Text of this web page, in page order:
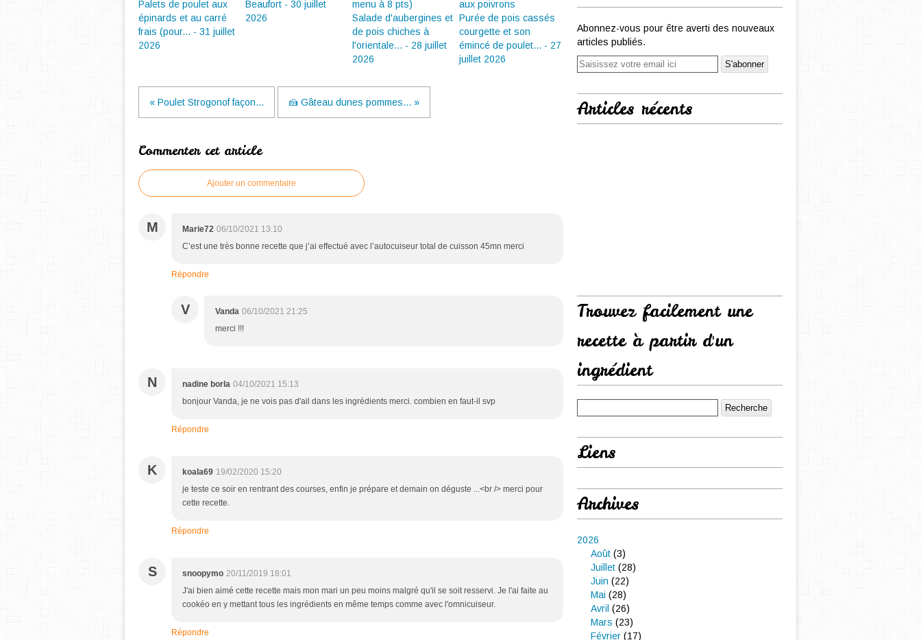
Palets de poulet aux
épinards et au carré
frais (pour... - 31 juillet
2026
Beaufort - 30 juillet
2026
Salade d'aubergines et
de pois chiches à
l'orientale... - 28 juillet
2026
Purée de pois cassés
courgette et son
émincé de poulet... - 27
juillet 2026
« Poulet Strogonof façon... 🍰 Gâteau dunes pommes... »
Commenter cet article
Ajouter un commentaire
M Marie72 06/10/2021 13:10
C’est une très bonne recette que j’ai effectué avec l’autocuiseur total de cuisson 45mn merci
Répondre
V Vanda 06/10/2021 21:25
merci !!!
N nadine borla 04/10/2021 15:13
bonjour Vanda, je ne vois pas d'ail dans les ingrédients merci. combien en faut-il svp
Répondre
K koala69 19/02/2020 15:20
je teste ce soir en rentrant des courses, enfin je prépare et demain on déguste ...<br /> merci pour
cette recette.
Répondre
S snoopymo 20/11/2019 18:01
J'ai bien aimé cette recette mais mon mari un peu moins malgré qu'il se soit resservi. Je l'ai faite au
cookéo en y mettant tous les ingrédients en même temps comme avec l'omnicuiseur.
Répondre
Abonnez-vous pour être averti des nouveaux
articles publiés.
Articles récents
Trouvez facilement une
recette à partir d'un
ingrédient
Liens
Archives
2026
Août (3)
Juillet (28)
Juin (22)
Mai (28)
Avril (26)
Mars (23)
Février (17)